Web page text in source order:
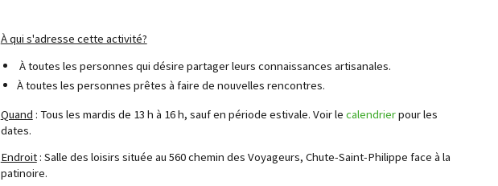
À qui s'adresse cette activité?
À toutes les personnes qui désire partager leurs connaissances artisanales.
À toutes les personnes prêtes à faire de nouvelles rencontres.
Quand : Tous les mardis de 13 h à 16 h, sauf en période estivale. Voir le calendrierpour les
dates.
Endroit: Salle des loisirs située au 560 chemin des Voyageurs, Chute-Saint-Philippe face à la
patinoire.